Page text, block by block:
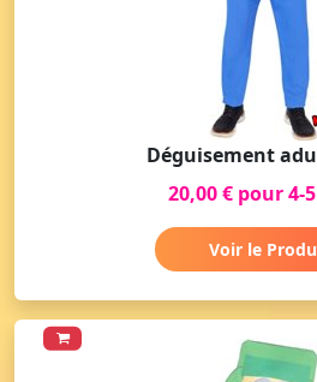
Déguisement
20,00 € pour 4-
Voir le